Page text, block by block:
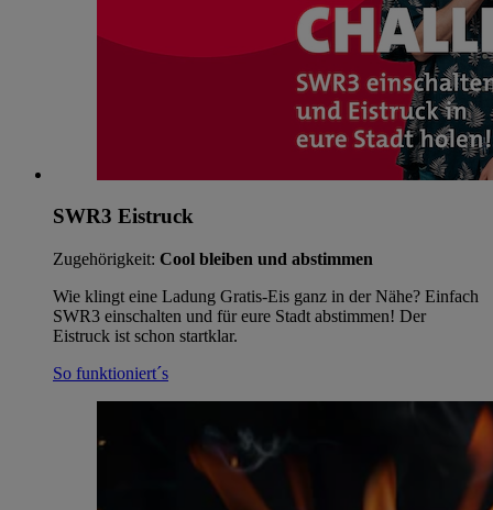
SWR3 Eistruck
Zugehörigkeit: Cool bleiben und abstimmen
Wie klingt eine Ladung Gratis-Eis ganz in der Nähe? Einfach
SWR3 einschalten und für eure Stadt abstimmen! Der
Eistruck ist schon startklar.
So funktioniert´s